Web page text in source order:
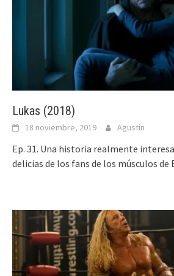
Lukas (2018)
18 noviembre, 2019 Agustín
Ep. 31. Una historia realmente
delicias de los fans de los músculos de